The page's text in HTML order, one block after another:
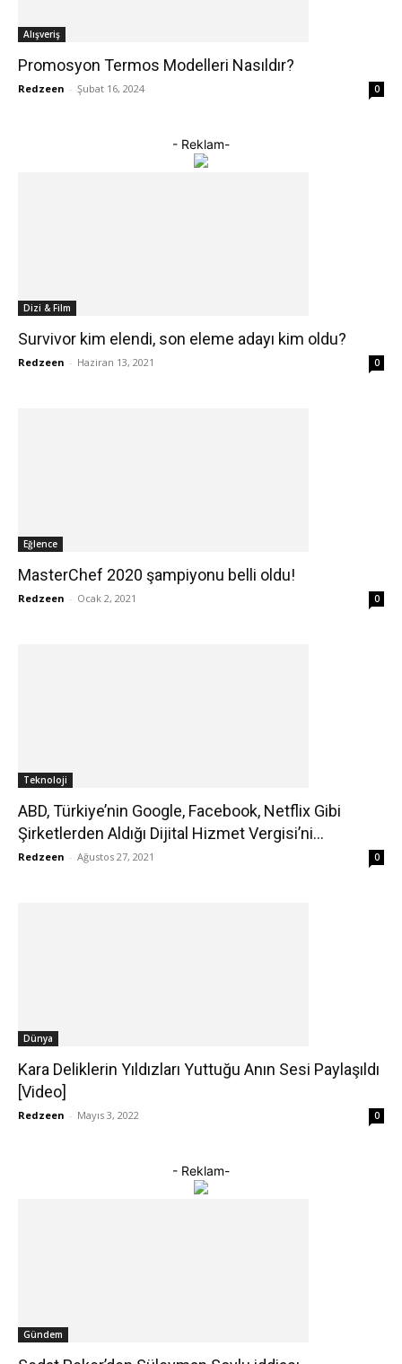
Alışveriş
Promosyon Termos Modelleri Nasıldır?
Redzeen - Şubat 16, 2024 0
- Reklam-
Dizi & Film
Survivor kim elendi, son eleme adayı kim oldu?
Redzeen - Haziran 13, 2021 0
Eğlence
MasterChef 2020 şampiyonu belli oldu!
Redzeen - Ocak 2, 2021 0
Teknoloji
ABD, Türkiye’nin Google, Facebook, Netflix Gibi
Şirketlerden Aldığı Dijital Hizmet Vergisi’ni...
Redzeen - Ağustos 27, 2021 0
Dünya
Kara Deliklerin Yıldızları Yuttuğu Anın Sesi Paylaşıldı
[Video]
Redzeen - Mayıs 3, 2022 0
- Reklam-
Gündem